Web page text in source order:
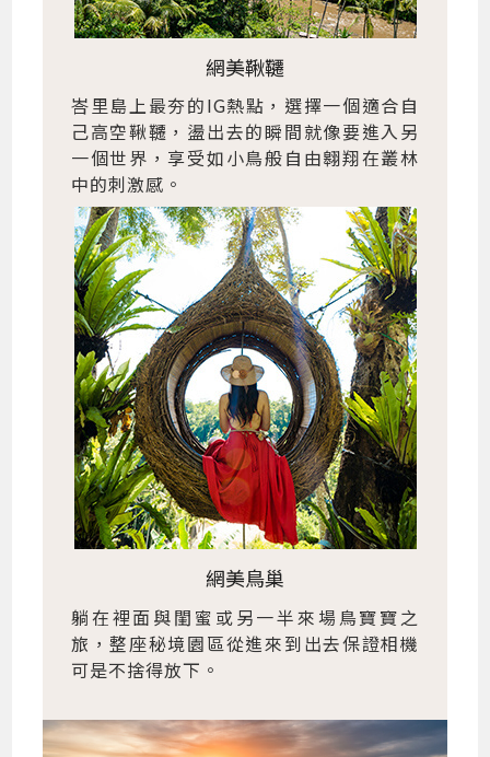
網美鞦韆
峇里島上最夯的IG熱點，選擇一個適合自
己高空鞦韆，盪出去的瞬間就像要進入另
一個世界，享受如小鳥般自由翱翔在叢林
中的刺激感。
網美鳥巢
躺在裡面與閨蜜或另一半來場鳥寶寶之
旅，整座秘境園區從進來到出去保證相機
可是不捨得放下。